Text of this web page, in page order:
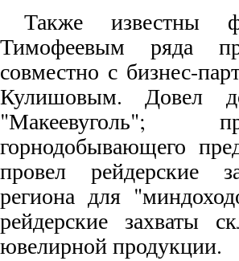
Также известны
Тимофеевым ряда
совместно с бизнес-
Кулишовым. Довел
"Макеевуголь";
горнодобывающего
провел рейдерские
региона для
рейдерские захваты
ювелирной продукции.